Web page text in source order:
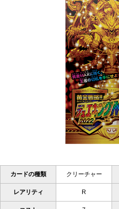
カードの種類 クリーチャー
レアリティ R